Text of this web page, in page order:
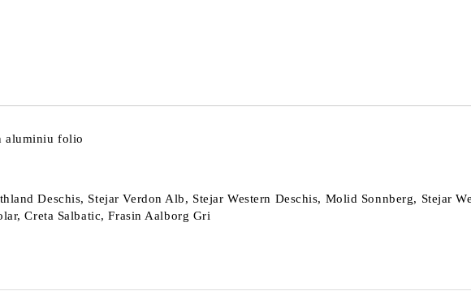
aluminiu folio
Deschis, Stejar Verdon Alb, Stejar Western Deschis, Molid Sonnberg, Stejar
Creta Salbatic, Frasin Aalborg Gri